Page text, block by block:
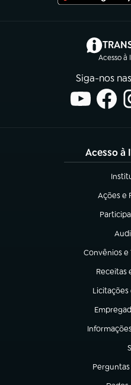
Acesso à
Siga-nos
Acesso à
(abre
Ações e
(abre
(abre
Convênios e
(abre em
Receitas
(abre em
(abre em
(abre em
(abre em
(abre em